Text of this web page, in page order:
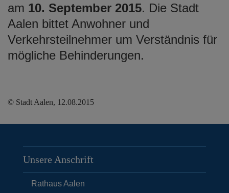
am 10. September 2015. Die Stadt
Aalen bittet Anwohner und
Verkehrsteilnehmer um Verständnis für
mögliche Behinderungen.
© Stadt Aalen, 12.08.2015
Unsere Anschrift
Rathaus Aalen